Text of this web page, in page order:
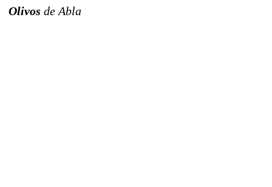
Olivos de Abla